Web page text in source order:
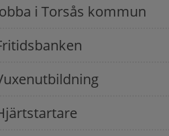
i Torsås kommun